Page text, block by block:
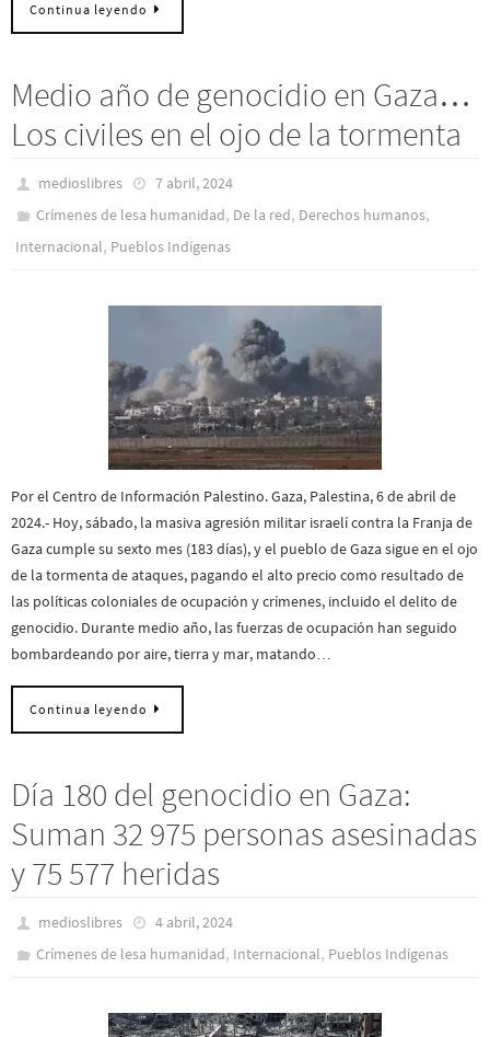
Continua leyendo
Medio año de genocidio en Gaza…
Los civiles en el ojo de la tormenta
medioslibres
7 abril, 2024
Crímenes de lesa humanidad, De la red, Derechos humanos,
Internacional, Pueblos Indí­genas
Por el Centro de Información Palestino. Gaza, Palestina, 6 de abril de
2024.- Hoy, sábado, la masiva agresión militar israelí contra la Franja de
Gaza cumple su sexto mes (183 días), y el pueblo de Gaza sigue en el ojo
de la tormenta de ataques, pagando el alto precio como resultado de
las políticas coloniales de ocupación y crímenes, incluido el delito de
genocidio. Durante medio año, las fuerzas de ocupación han seguido
bombardeando por aire, tierra y mar, matando…
Continua leyendo
Día 180 del genocidio en Gaza:
Suman 32 975 personas asesinadas
y 75 577 heridas
medioslibres
4 abril, 2024
Crímenes de lesa humanidad, Internacional, Pueblos Indí­genas